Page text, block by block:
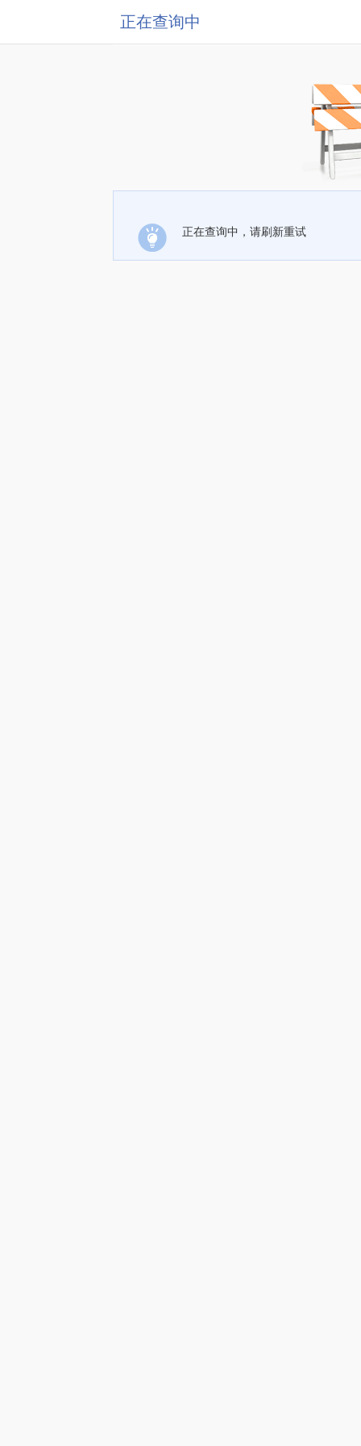
正在查询中
正在查询中，请刷新重试